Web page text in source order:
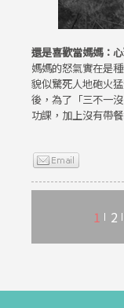
還是喜歡當媽媽：
媽媽的怒氣實在是
貌似驚死人地砲火
後，為了「三不一
功課，加上沒有帶餐
1 2